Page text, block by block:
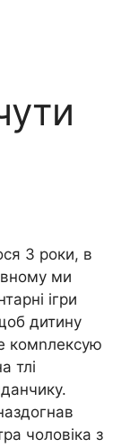
3 роки, в
ми
ігри
дитину
комnлексую
тлі
чоловіка з